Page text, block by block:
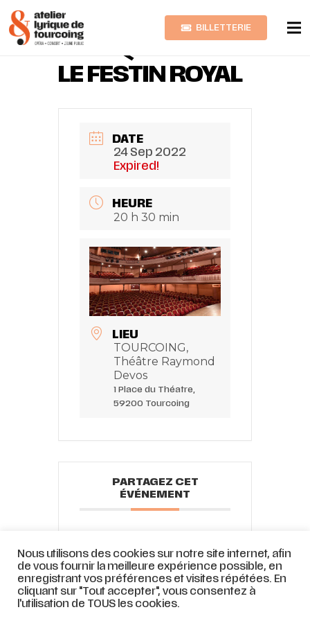
BILLETTERIE
MUSIQUES POUR
LE FESTIN ROYAL
DATE
24 Sep 2022
Expired!
HEURE
20 h 30 min
LIEU
TOURCOING,
Théâtre Raymond
Devos
1 Place du Théatre,
59200 Tourcoing
PARTAGEZ CET
ÉVÉNEMENT
Nous utilisons des cookies sur notre site internet, afin
de vous fournir la meilleure expérience possible, en
enregistrant vos préférences et visites répétées. En
cliquant sur "Tout accepter", vous consentez à
l'utilisation de TOUS les cookies.